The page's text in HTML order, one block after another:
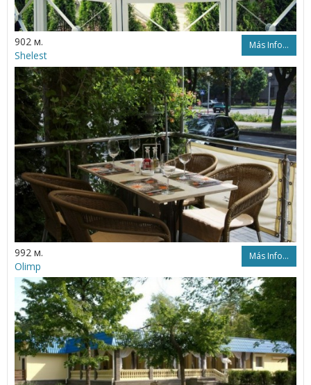
902 м. Más Info...
Shelest
992 м. Más Info...
Olimp